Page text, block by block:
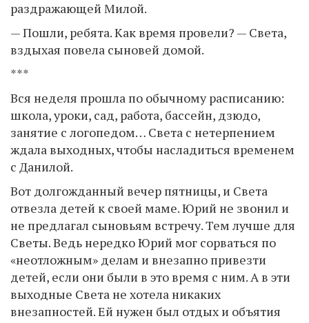
раздражающей Милой.
— Пошли, ребята. Как время провели? — Света,
вздыхая повела сыновей домой.
***
Вся неделя прошла по обычному расписанию:
школа, уроки, сад, работа, бассейн, дзюдо,
занятие с логопедом… Света с нетерпением
ждала выходных, чтобы насладиться временем
с Данилой.
Вот долгожданный вечер пятницы, и Света
отвезла детей к своей маме. Юрий не звонил и
не предлагал сыновьям встречу. Тем лучше для
Светы. Ведь нередко Юрий мог сорваться по
«неотложным» делам и внезапно привезти
детей, если они были в это время с ним. А в эти
выходные Света не хотела никаких
внезапностей. Ей нужен был отдых и объятия